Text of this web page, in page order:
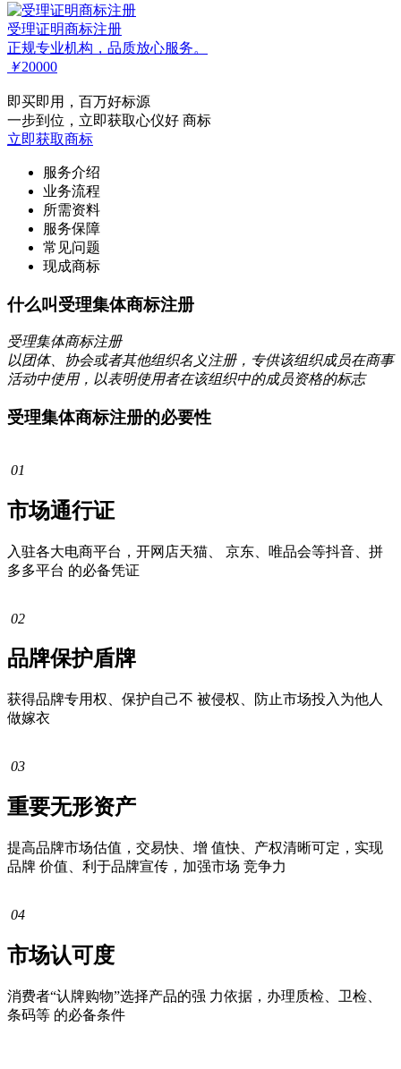
受理证明商标注册
正规专业机构，品质放心服务。
￥20000
即买即用，百万好标源
一步到位，立即获取心仪好 商标
立即获取商标
服务介绍
业务流程
所需资料
服务保障
常见问题
现成商标
什么叫受理集体商标注册
受理集体商标注册
以团体、协会或者其他组织名义注册，专供该组织成员在商事
活动中使用，以表明使用者在该组织中的成员资格的标志
受理集体商标注册的必要性
01
市场通行证
入驻各大电商平台，开网店天猫、 京东、唯品会等抖音、拼
多多平台 的必备凭证
02
品牌保护盾牌
获得品牌专用权、保护自己不 被侵权、防止市场投入为他人
做嫁衣
03
重要无形资产
提高品牌市场估值，交易快、增 值快、产权清晰可定，实现
品牌 价值、利于品牌宣传，加强市场 竞争力
04
市场认可度
消费者“认牌购物”选择产品的强 力依据，办理质检、卫检、
条码等 的必备条件